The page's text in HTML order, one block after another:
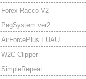
Racco V2
ver2
EUAU
Clipper